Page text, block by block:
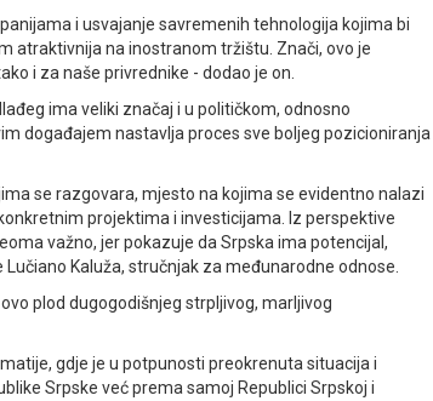
i usvajanje savremenih tehnologija kojima bi
atraktivnija na inostranom tržištu. Znači, ovo je
i za naše privrednike - dodao je on.
ima veliki značaj i u političkom, odnosno
događajem nastavlja proces sve boljeg pozicioniranja
se razgovara, mjesto na kojima se evidentno nalazi
projektima i investicijama. Iz perspektive
važno, jer pokazuje da Srpska ima potencijal,
Kaluža, stručnjak za međunarodne odnose.
plod dugogodišnjeg strpljivog, marljivog
gdje je u potpunosti preokrenuta situacija i
Srpske već prema samoj Republici Srpskoj i